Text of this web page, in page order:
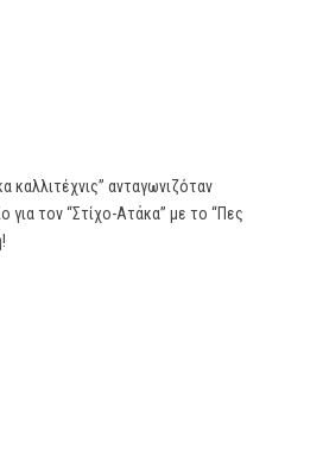
καλλιτέχνις” ανταγωνιζόταν
για τον “Στίχο-Ατάκα” με το “Πες